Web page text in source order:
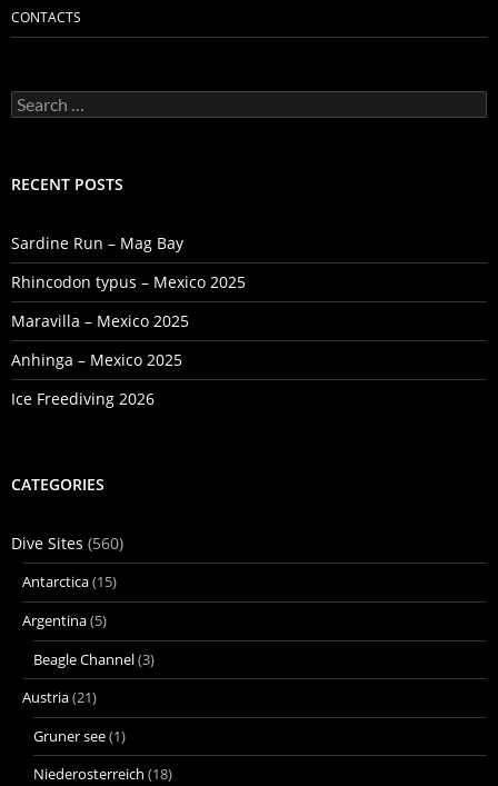
CONTACTS
Search
for:
RECENT POSTS
Sardine Run – Mag Bay
Rhincodon typus – Mexico 2025
Maravilla – Mexico 2025
Anhinga – Mexico 2025
Ice Freediving 2026
CATEGORIES
Dive Sites (560)
Antarctica(15)
Argentina(5)
Beagle Channel(3)
Austria(21)
Gruner see(1)
Niederosterreich (18)